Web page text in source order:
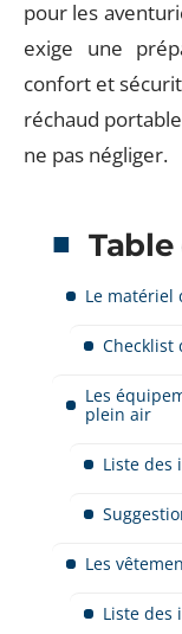
pour les
exige une
confort et
réchaud
ne pas négliger.
Le matériel
Checklist
Les
plein air
Liste des
Les
Liste des